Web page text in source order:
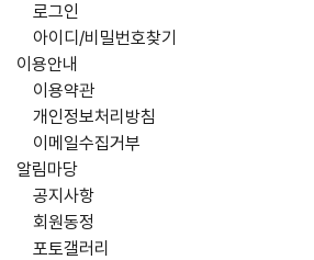
로그인
아이디/비밀번호찾기
이용안내
이용약관
개인정보처리방침
이메일수집거부
알림마당
공지사항
회원동정
포토갤러리